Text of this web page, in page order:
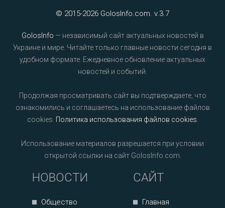
© 2015-2026 GolosInfo.com. v.3.7
GolosInfo — независимый сайт актуальных новостей в
Украине и мире. Читайте только главные новости сегодня в
удобном формате. Ежедневное обновление актуальных
новостей и событий.
Продолжая просматривать сайт вы подтверждаете, что
ознакомились и соглашаетесь на использование файлов
cookies. Политика использования файлов cookies
Использование материалов разрешается при условии
открытой ссылки на сайт GolosInfo.com.
НОВОСТИ
Общество
САЙТ
Главная